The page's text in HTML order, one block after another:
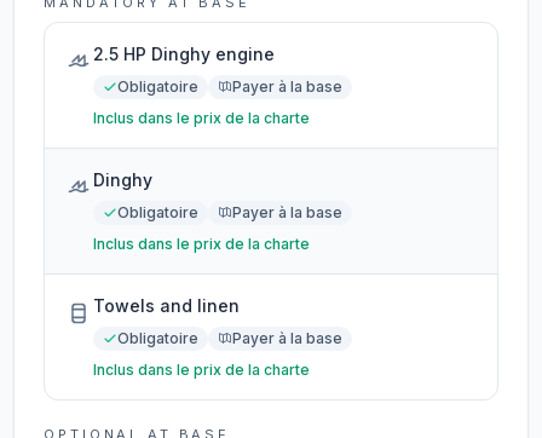
2.5 HP Dinghy engine
Obligatoire
Payer à la base
Inclus dans le prix de la charte
Dinghy
Obligatoire
Payer à la base
Inclus dans le prix de la charte
Towels and linen
Obligatoire
Payer à la base
Inclus dans le prix de la charte
OPTIONAL AT BASE